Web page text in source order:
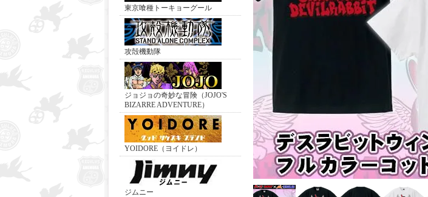
東京喰種トーキョーグール
攻殻機動隊
ジョジョの奇妙な冒険（JOJO'S
BIZARRE ADVENTURE）
YOIDORE（ヨイドレ）
ジムニー